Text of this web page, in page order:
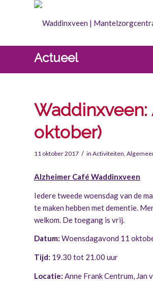
Actueel
Waddinxveen:
oktober)
11 oktober 2017 / in Activiteiten,
Alzheimer Café Waddinxveen
Iedere tweede woensdag van de
te maken hebben met dementie.
welkom. De toegang is vrij.
Datum: Woensdagavond 11
Tijd: 19.30 tot 21.00 uur
Locatie: Anne Frank Centrum, Jan